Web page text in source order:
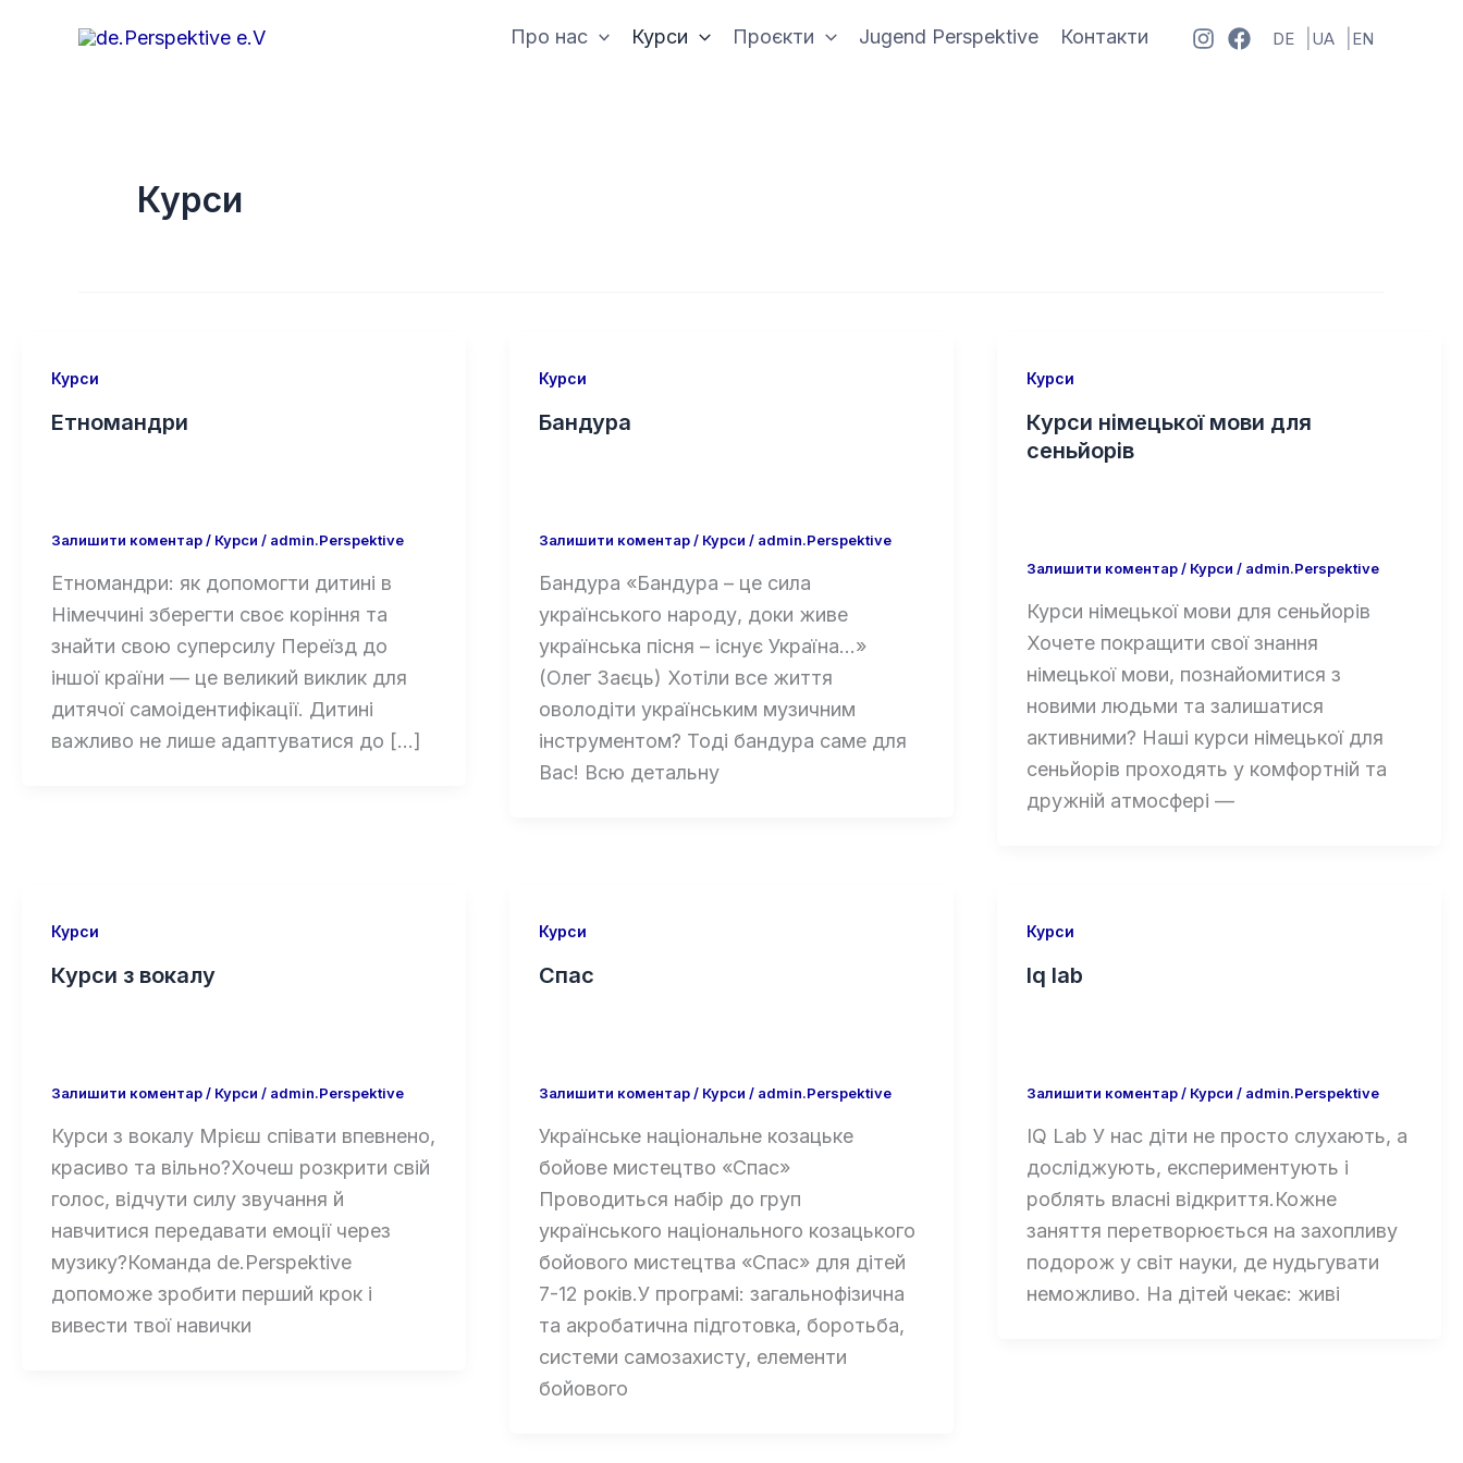
Про нас Курси Проєкти Jugend Perspektive Контакти DE UA EN
Курси
Курси
Етномандри
Залишити коментар/ Курси / admin.Perspektive
Етномандри: як допомогти дитині в
Німеччині зберегти своє коріння та
знайти свою суперсилу Переїзд до
іншої країни — це великий виклик для
дитячої самоідентифікації. Дитині
важливо не лише адаптуватися до […]
Курси
Бандура
Залишити коментар/ Курси / admin.Perspektive
Бандура «Бандура – це сила
українського народу, доки живе
українська пісня – існує Україна…»
(Олег Заєць) Хотіли все життя
оволодіти українським музичним
інструментом? Тоді бандура саме для
Вас! Всю детальну
Курси
Курси німецької мови для
сеньйорів
Залишити коментар/ Курси / admin.Perspektive
Курси німецької мови для сеньйорів
Хочете покращити свої знання
німецької мови, познайомитися з
новими людьми та залишатися
активними? Наші курси німецької для
сеньйорів проходять у комфортній та
дружній атмосфері —
Курси
Курси з вокалу
Залишити коментар/ Курси / admin.Perspektive
Курси з вокалу Мрієш співати впевнено,
красиво та вільно?Хочеш розкрити свій
голос, відчути силу звучання й
навчитися передавати емоції через
музику?Команда de.Perspektive
допоможе зробити перший крок і
вивести твої навички
Курси
Спас
Залишити коментар/ Курси / admin.Perspektive
Українське національне козацьке
бойове мистецтво «Спас»
Проводиться набір до груп
українського національного козацького
бойового мистецтва «Спас» для дітей
7-12 років.У програмі: загальнофізична
та акробатична підготовка, боротьба,
системи самозахисту, елементи
бойового
Курси
Iq lab
Залишити коментар/ Курси / admin.Perspektive
IQ Lab У нас діти не просто слухають, а
досліджують, експериментують і
роблять власні відкриття.Кожне
заняття перетворюється на захопливу
подорож у світ науки, де нудьгувати
неможливо. На дітей чекає: живі